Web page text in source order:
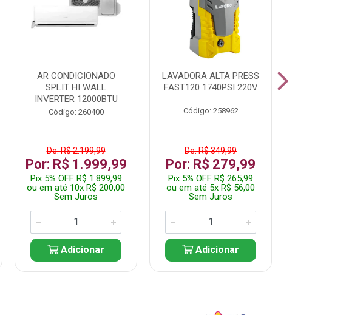
AR CONDICIONADO
SPLIT HI WALL
INVERTER 12000BTU
Código: 260400
De: R$ 2.199,99
Por: R$ 1.999,99
Pix 5% OFF R$ 1.899,99
ou em até 10x R$ 200,00
Sem Juros
Adicionar
LAVADORA ALTA PRESS
FAST120 1740PSI 220V
Código: 258962
De: R$ 349,99
Por: R$ 279,99
Pix 5% OFF R$ 265,99
ou em até 5x R$ 56,00
Sem Juros
Adicionar